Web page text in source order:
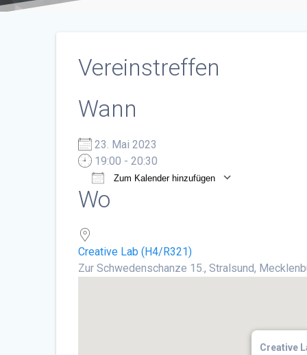
Vereinstreffen
Wann
23. Mai 2023
19:00 - 20:30
Zum Kalender hinzufügen
ICS herunterladen
Wo
Creative Lab (H4/R321)
Zur Schwedenschanze 15., Stralsund,
Creative